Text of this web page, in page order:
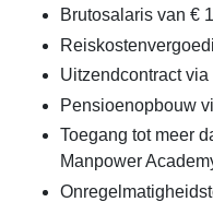
Brutosalaris van €
Uitzendcontract
Pensioenopbouw
Toegang tot meer
Manpower